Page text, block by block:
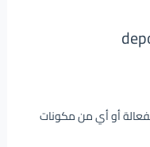
أو أي من مكونات